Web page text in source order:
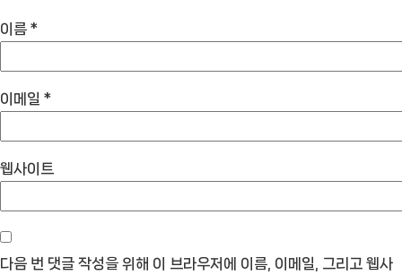
이름 *
이메일 *
웹사이트
다음 번 댓글 작성을 위해 이 브라우저에 이름, 이메일, 그리고 웹사